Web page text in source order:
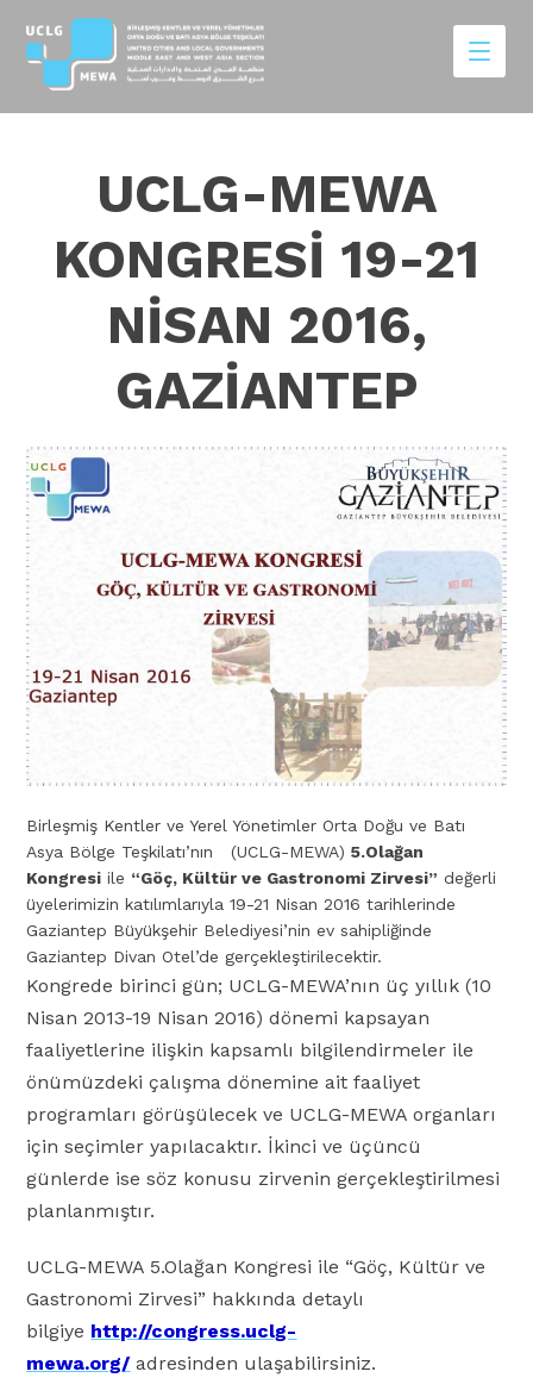
UCLG-MEWA
KONGRESİ 19-21
NİSAN 2016,
GAZİANTEP
Birleşmiş Kentler ve Yerel Yönetimler Orta Doğu ve Batı
Asya Bölge Teşkilatı’nın (UCLG-MEWA)5.Olağan
Kongresi ile “Göç, Kültür ve Gastronomi Zirvesi” değerli
üyelerimizin katılımlarıyla 19-21 Nisan 2016 tarihlerinde
Gaziantep Büyükşehir Belediyesi’nin ev sahipliğinde
Gaziantep Divan Otel’de gerçekleştirilecektir.
Kongrede birinci gün; UCLG-MEWA’nın üç yıllık (10
Nisan 2013-19 Nisan 2016) dönemi kapsayan
faaliyetlerine ilişkin kapsamlı bilgilendirmeler ile
önümüzdeki çalışma dönemine ait faaliyet
programları görüşülecek ve UCLG-MEWA organları
için seçimler yapılacaktır. İkinci ve üçüncü
günlerde ise söz konusu zirvenin gerçekleştirilmesi
planlanmıştır.
UCLG-MEWA 5.Olağan Kongresi ile “Göç, Kültür ve
Gastronomi Zirvesi” hakkında detaylı
bilgiye http://congress.uclg-
mewa.org/ adresinden ulaşabilirsiniz.